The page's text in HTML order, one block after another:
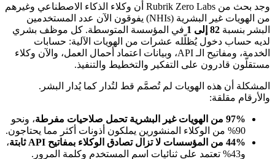
وجد بحث من Rubrik Zero Labs أن وكلاء الذكاء الاصطناعي وغيرهم
من الهويات غير البشرية (NHIs) يفوقون الآن عدد المستخدمين
البشر بنسبة82 إلى 1
في المؤسسة المتوسطة. كل موظف بشري
لديه حساب دخول يُظلّله عشرات من الهويات الآلية: حسابات
الخدمة، ومفاتيح الـ API، وبيانات اعتماد أحمال العمل، والآن وكلاء
مستقلّون قادرون على التفكير والتخطيط والتنفيذ.
المشكلة أن هذه الهويات لم تُصمَّم قط لتُدار كما يُدار البشر.
والأرقام مقلقة:
97% من الهويات غير البشرية تحمل صلاحيات مفرطة
، ونحو
90% من الوكلاء المنشورين يملكون أذونات أكثر مما يحتاجون.
44% من المؤسسات لا تزال تصادق الوكلاء بمفاتيح API ثابتة
،